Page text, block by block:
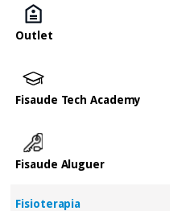
Outlet
Fisaude Tech Academy
Fisaude Aluguer
Fisioterapia